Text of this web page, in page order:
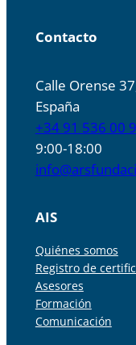
Contacto
Calle Orense
España
+34 91 536 00
9:00-18:00
AIS
Quiénes somos
Registro de
Asesores
Formación
Comunicación